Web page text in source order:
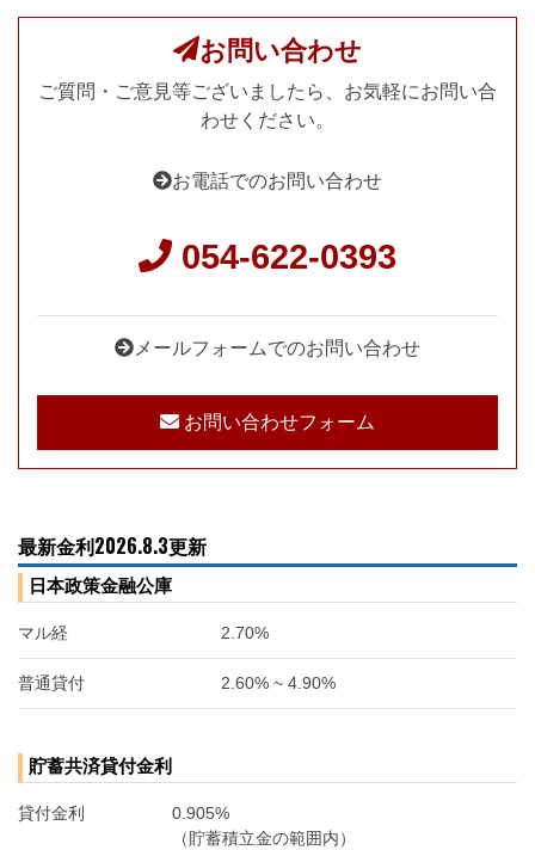
お問い合わせ
ご質問・ご意見等ございましたら、お気軽にお問い合
わせください。
お電話でのお問い合わせ
054-622-0393
メールフォームでのお問い合わせ
お問い合わせフォーム
最新金利2026.8.3更新
日本政策金融公庫
マル経 2.70%
普通貸付 2.60% ~ 4.90%
貯蓄共済貸付金利
貸付金利
0.905%
（貯蓄積立金の範囲内）